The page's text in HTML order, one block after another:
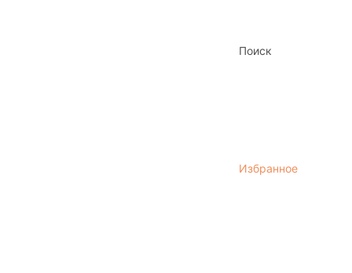
Поиск
Избранное